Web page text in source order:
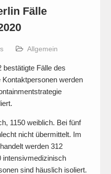
Fälle
Allgemein
bestätigte Fälle des
werden
1150 weiblich. Bei fünf
nicht übermittelt. Im
werden 312
intensivmedizinisch
sind häuslich isoliert.